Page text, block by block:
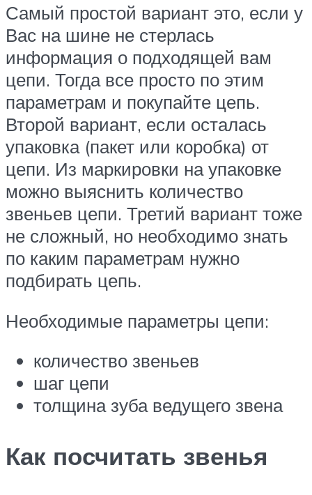
Самый простой вариант это, если у
Вас на шине не стерлась
информация о подходящей вам
цепи. Тогда все просто по этим
параметрам и покупайте цепь.
Второй вариант, если осталась
упаковка (пакет или коробка) от
цепи. Из маркировки на упаковке
можно выяснить количество
звеньев цепи. Третий вариант тоже
не сложный, но необходимо знать
по каким параметрам нужно
подбирать цепь.
Необходимые параметры цепи:
количество звеньев
шаг цепи
толщина зуба ведущего звена
Как посчитать звенья